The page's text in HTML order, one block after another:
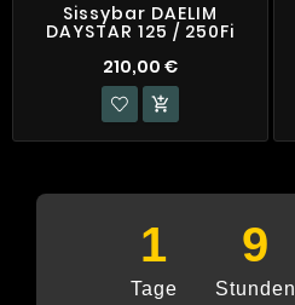
Sissybar DAELIM
DAYSTAR 125 / 250Fi
210,00 €

1
Tage
9
Stunden